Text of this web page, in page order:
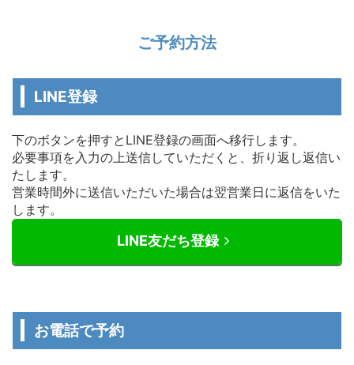
ご予約方法
LINE登録
下のボタンを押すとLINE登録の画面へ移行します。
必要事項を入力の上送信していただくと、折り返し返信い
たします。
営業時間外に送信いただいた場合は翌営業日に返信をいた
します。
LINE友だち登録
お電話で予約